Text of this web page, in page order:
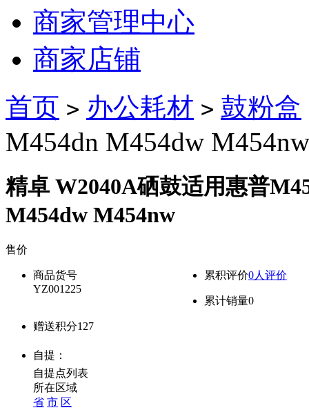
商家管理中心
商家店铺
首页 > 办公耗材 > 鼓粉盒
M454dn M454dw M454nw
精卓 W2040A硒鼓适用惠普
M454dw M454nw
售价
商品货号
YZ001225
累积评价0人评价
累计销量0
赠送积分127
自提：
自提点列表
所在区域
省 市 区